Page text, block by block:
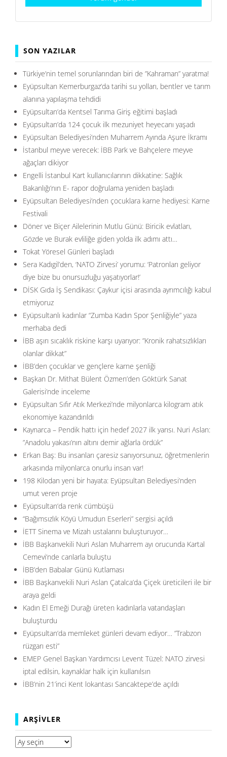
SON YAZILAR
Türkiye’nin temel sorunlarından biri de ”Kahraman” yaratma!
Eyüpsultan Kemerburgaz’da tarihi su yolları, bentler ve tarım
alanına yapılaşma tehdidi
Eyüpsultan’da Kentsel Tarıma Giriş eğitimi başladı
Eyüpsultan’da 124 çocuk ilk mezuniyet heyecanı yaşadı
Eyüpsultan Belediyesi’nden Muharrem Ayında Aşure İkramı
İstanbul meyve verecek: İBB Park ve Bahçelere meyve
ağaçları dikiyor
Engelli İstanbul Kart kullanıcılarının dikkatine: Sağlık
Bakanlığı’nın E- rapor doğrulama yeniden başladı
Eyüpsultan Belediyesi’nden çocuklara karne hediyesi: Karne
Festivali
Döner ve Biçer Ailelerinin Mutlu Günü: Biricik evlatları,
Gözde ve Burak evliliğe giden yolda ilk adımı attı…
Tokat Yöresel Günleri başladı
Sera Kadıgil’den, ‘NATO Zirvesi’ yorumu: ‘Patronları geliyor
diye bize bu onursuzluğu yaşatıyorlar!’
DİSK Gıda İş Sendikası: Çaykur içisi arasında ayrımcılığı kabul
etmiyoruz
Eyüpsultanlı kadınlar “Zumba Kadın Spor Şenliğiyle” yaza
merhaba dedi
İBB aşırı sıcaklık riskine karşı uyarıyor: ”Kronik rahatsızlıkları
olanlar dikkat”
İBB’den çocuklar ve gençlere karne şenliği
Başkan Dr. Mithat Bülent Özmen’den Göktürk Sanat
Galerisi’nde inceleme
Eyüpsultan Sıfır Atık Merkezi’nde milyonlarca kilogram atık
ekonomiye kazandırıldı
Kaynarca – Pendik hattı için hedef 2027 ilk yarısı. Nuri Aslan:
”Anadolu yakası’nın altını demir ağlarla ördük”
Erkan Baş: Bu insanları çaresiz sanıyorsunuz, öğretmenlerin
arkasında milyonlarca onurlu insan var!
198 Kilodan yeni bir hayata: Eyüpsultan Belediyesi’nden
umut veren proje
Eyüpsultan’da renk cümbüşü
“Bağımsızlık Köyü Umudun Eserleri” sergisi açıldı
İETT Sinema ve Mizah ustalarını buluşturuyor…
İBB Başkanvekili Nuri Aslan Muharrem ayı orucunda Kartal
Cemevi’nde canlarla buluştu
İBB’den Babalar Günü Kutlaması
İBB Başkanvekili Nuri Aslan Çatalca’da Çiçek üreticileri ile bir
araya geldi
Kadın El Emeği Durağı üreten kadınlarla vatandaşları
buluşturdu
Eyüpsultan’da memleket günleri devam ediyor… ”Trabzon
rüzgarı esti”
EMEP Genel Başkan Yardımcısı Levent Tüzel: NATO zirvesi
iptal edilsin, kaynaklar halk için kullanılsın
İBB’nin 21’inci Kent lokantası Sancaktepe’de açıldı
ARŞIVLER
Arşivler